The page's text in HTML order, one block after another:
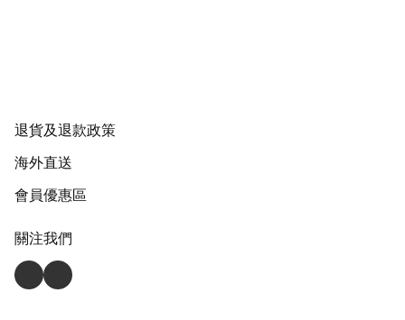
退貨及退款政策
海外直送
會員優惠區
關注我們